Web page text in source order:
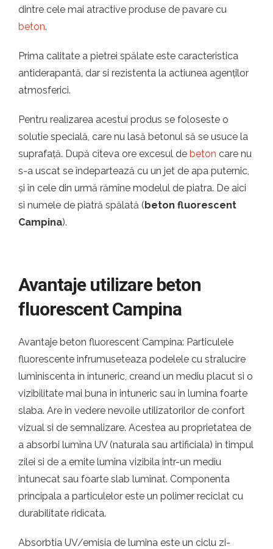
dintre cele mai atractive produse de pavare cu
beton.
Prima calitate a pietrei spălate este caracteristica
antiderapantă, dar si rezistenta la actiunea agenților
atmosferici.
Pentru realizarea acestui produs se foloseste o
solutie specială, care nu lasă betonul să se usuce la
suprafață. După cîteva ore excesul de beton care nu
s-a uscat se îndepartează cu un jet de apa puternic,
și în cele din urmă rămîne modelul de piatra. De aici
si numele de piatră spălată (beton fluorescent
Campina).
Avantaje utilizare beton
fluorescent Campina
Avantaje beton fluorescent Campina: Particulele
fluorescente infrumuseteaza podelele cu stralucire
luminiscenta in intuneric, creand un mediu placut si o
vizibilitate mai buna in intuneric sau in lumina foarte
slaba. Are in vedere nevoile utilizatorilor de confort
vizual si de semnalizare. Acestea au proprietatea de
a absorbi lumina UV (naturala sau artificiala) in timpul
zilei si de a emite lumina vizibila intr-un mediu
intunecat sau foarte slab luminat. Componenta
principala a particulelor este un polimer reciclat cu
durabilitate ridicata.
Absorbtia UV/emisia de lumina este un ciclu zi-